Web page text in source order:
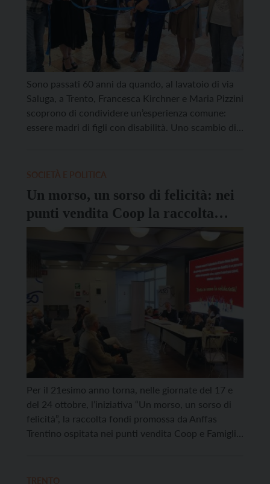
Sono passati 60 anni da quando, al lavatoio di via
Saluga, a Trento, Francesca Kirchner e Maria Pizzini
scoprono di condividere un’esperienza comune:
essere madri di figli con disabilità. Uno scambio di
Un morso, un sorso di felicità: nei
punti vendita Coop la raccolta
fondi di Anffas Trentino
Per il 21esimo anno torna, nelle giornate del 17 e
del 24 ottobre, l’iniziativa “Un morso, un sorso di
felicità”, la raccolta fondi promossa da Anffas
Trentino ospitata nei punti vendita Coop e Famiglia